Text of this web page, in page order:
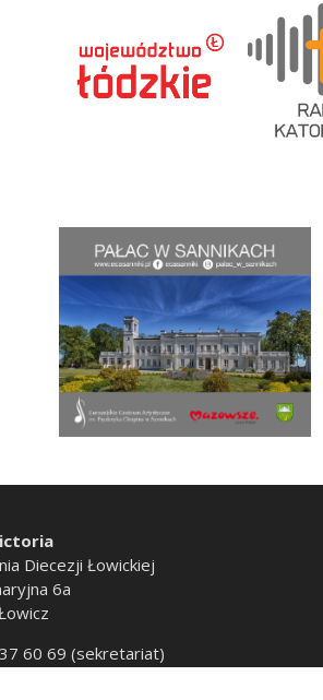
Diecezji Łowickiej
6a
60 69 (sekretariat)